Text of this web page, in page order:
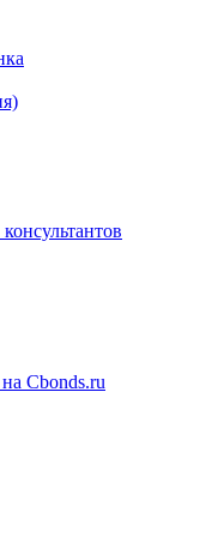
Cbonds.ru